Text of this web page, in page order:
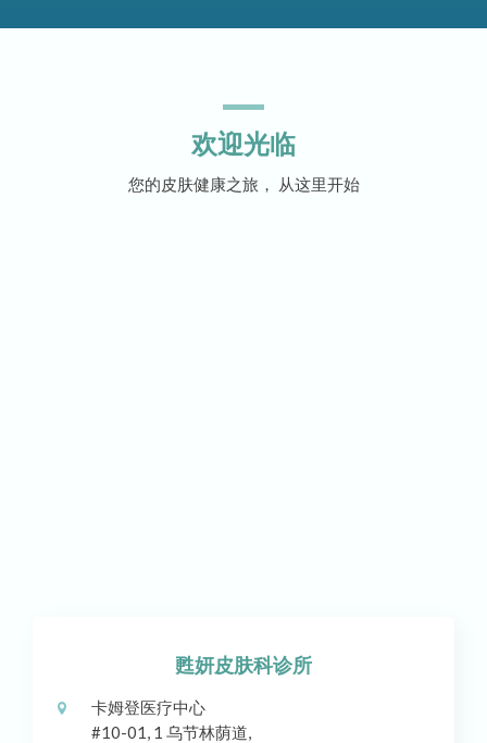
欢迎光临
您的皮肤健康之旅， 从这里开始
甦妍皮肤科诊所
卡姆登医疗中心
#10-01, 1 乌节林荫道,